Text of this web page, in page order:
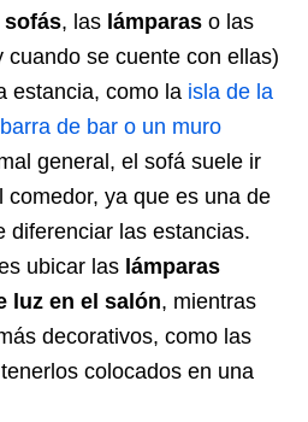
sofás, las lámparas o las
cuando se cuente con ellas)
estancia, como la isla de la
barra de bar o un muro
general, el sofá suele ir
comedor, ya que es una de
diferenciar las estancias.
ubicar las lámparas
luz en el salón, mientras
decorativos, como las
colocados en una